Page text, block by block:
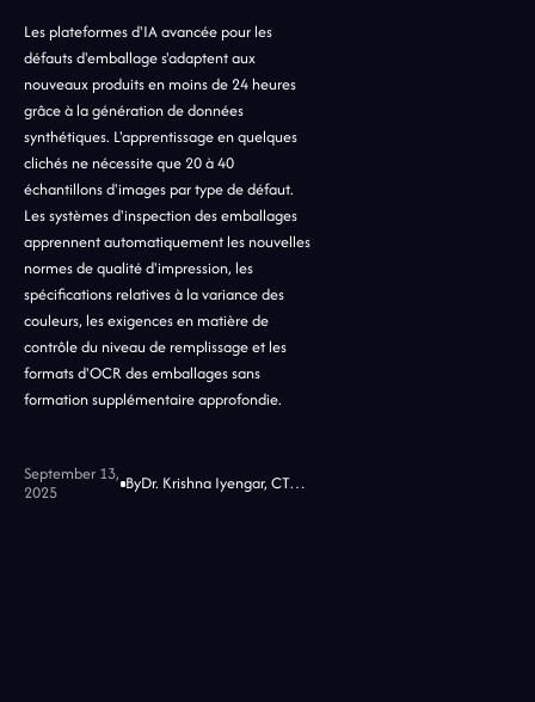
Les plateformes d'IA avancée pour les
défauts d'emballage s'adaptent aux
nouveaux produits en moins de 24 heures
grâce à la génération de données
synthétiques. L'apprentissage en quelques
clichés ne nécessite que 20 à 40
échantillons d'images par type de défaut.
Les systèmes d'inspection des emballages
apprennent automatiquement les nouvelles
normes de qualité d'impression, les
spécifications relatives à la variance des
couleurs, les exigences en matière de
contrôle du niveau de remplissage et les
formats d'OCR des emballages sans
formation supplémentaire approfondie.
September 13,
2025
By Dr. Krishna Iyengar, CTO at Jidoka Tech